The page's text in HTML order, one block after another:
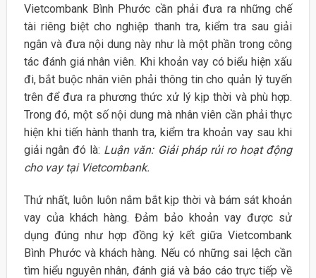
Vietcombank Bình Phước cần phải đưa ra những chế
tài riêng biệt cho nghiệp thanh tra, kiểm tra sau giải
ngân và đưa nội dung này như là một phần trong công
tác đánh giá nhân viên. Khi khoản vay có biểu hiện xấu
đi, bắt buộc nhân viên phải thông tin cho quản lý tuyến
trên để đưa ra phương thức xử lý kịp thời và phù hợp.
Trong đó, một số nội dung mà nhân viên cần phải thực
hiện khi tiến hành thanh tra, kiểm tra khoản vay sau khi
giải ngân đó là: Luận văn: Giải pháp rủi ro hoạt động
cho vay tại Vietcombank.
Thứ nhất, luôn luôn nắm bắt kịp thời và bám sát khoản
vay của khách hàng. Đảm bảo khoản vay được sử
dụng đúng như hợp đồng ký kết giữa Vietcombank
Bình Phước và khách hàng. Nếu có những sai lệch cần
tìm hiểu nguyên nhân, đánh giá và báo cáo trực tiếp về